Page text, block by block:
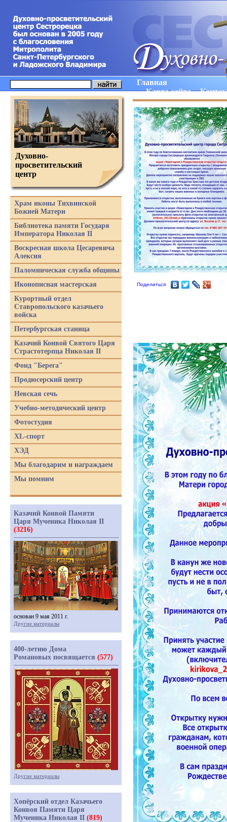
Главная
Карта сайта
Поделиться
Духовно-
просветительский
центр
Храм иконы Тихвинской
Божией Матери
Библиотека памяти Государя
Императора Николая II
Воскресная школа Цесаревича
Алексия
Паломническая служба общины
Иконописная мастерская
Курортный отдел
Ставропольского казачьего
войска
Петербургская станица
Казачий Конвой Святого Царя
Страстотерпца Николая II
Фонд "Берега"
Продюсерский центр
Невская сечь
Учебно-методический центр
Фотостудия
XL-спорт
ХЭД
Мы благодарим и награждаем
Мы помним
Казачий Конвой Памяти
Царя Мученика Николая II
(3216)
основан 9 мая 2011 г.
Другие материалы
400-летию Дома
Романовых посвящается (577)
Другие материалы
Хопёрский отдел Казачьего
Конвоя Памяти Царя
Мученика Николая II (819)